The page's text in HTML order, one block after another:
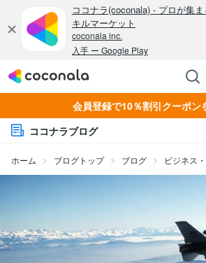
会員登録で10％割引クーポン
ココナラブログ
ホーム ブログトップ ブログ ビジネス